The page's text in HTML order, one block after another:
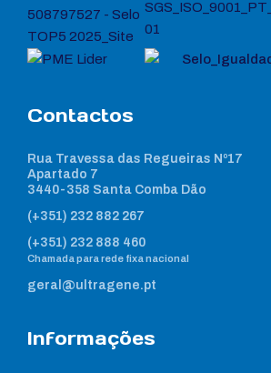
Contactos
Rua Travessa das Regueiras Nº17
Apartado 7
3440-358 Santa Comba Dão
(+351) 232 882 267
(+351) 232 888 460
Chamada para rede fixa nacional
geral@ultragene.pt
Informações